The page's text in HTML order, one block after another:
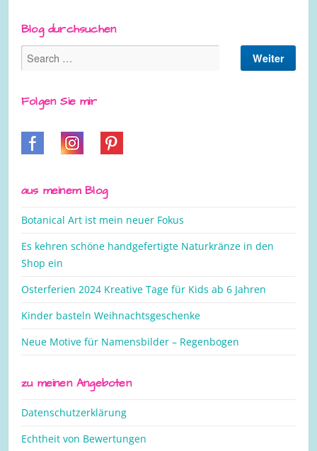
Blog durchsuchen
Folgen Sie mir
aus meinem Blog
Botanical Art ist mein neuer Fokus
Es kehren schöne handgefertigte Naturkränze in den
Shop ein
Osterferien 2024 Kreative Tage für Kids ab 6 Jahren
Kinder basteln Weihnachtsgeschenke
Neue Motive für Namensbilder – Regenbogen
zu meinen Angeboten
Datenschutzerklärung
Echtheit von Bewertungen